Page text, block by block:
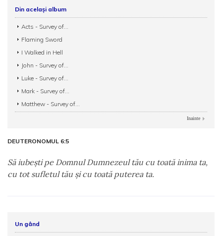
Din același album
Acts - Survey of...
Flaming Sword
I Walked in Hell
John - Survey of...
Luke - Survey of...
Mark - Survey of...
Matthew - Survey of...
Inainte
DEUTERONOMUL 6:5
Să iubeşti pe Domnul Dumnezeul tău cu toată inima ta,
cu tot sufletul tău şi cu toată puterea ta.
Un gând